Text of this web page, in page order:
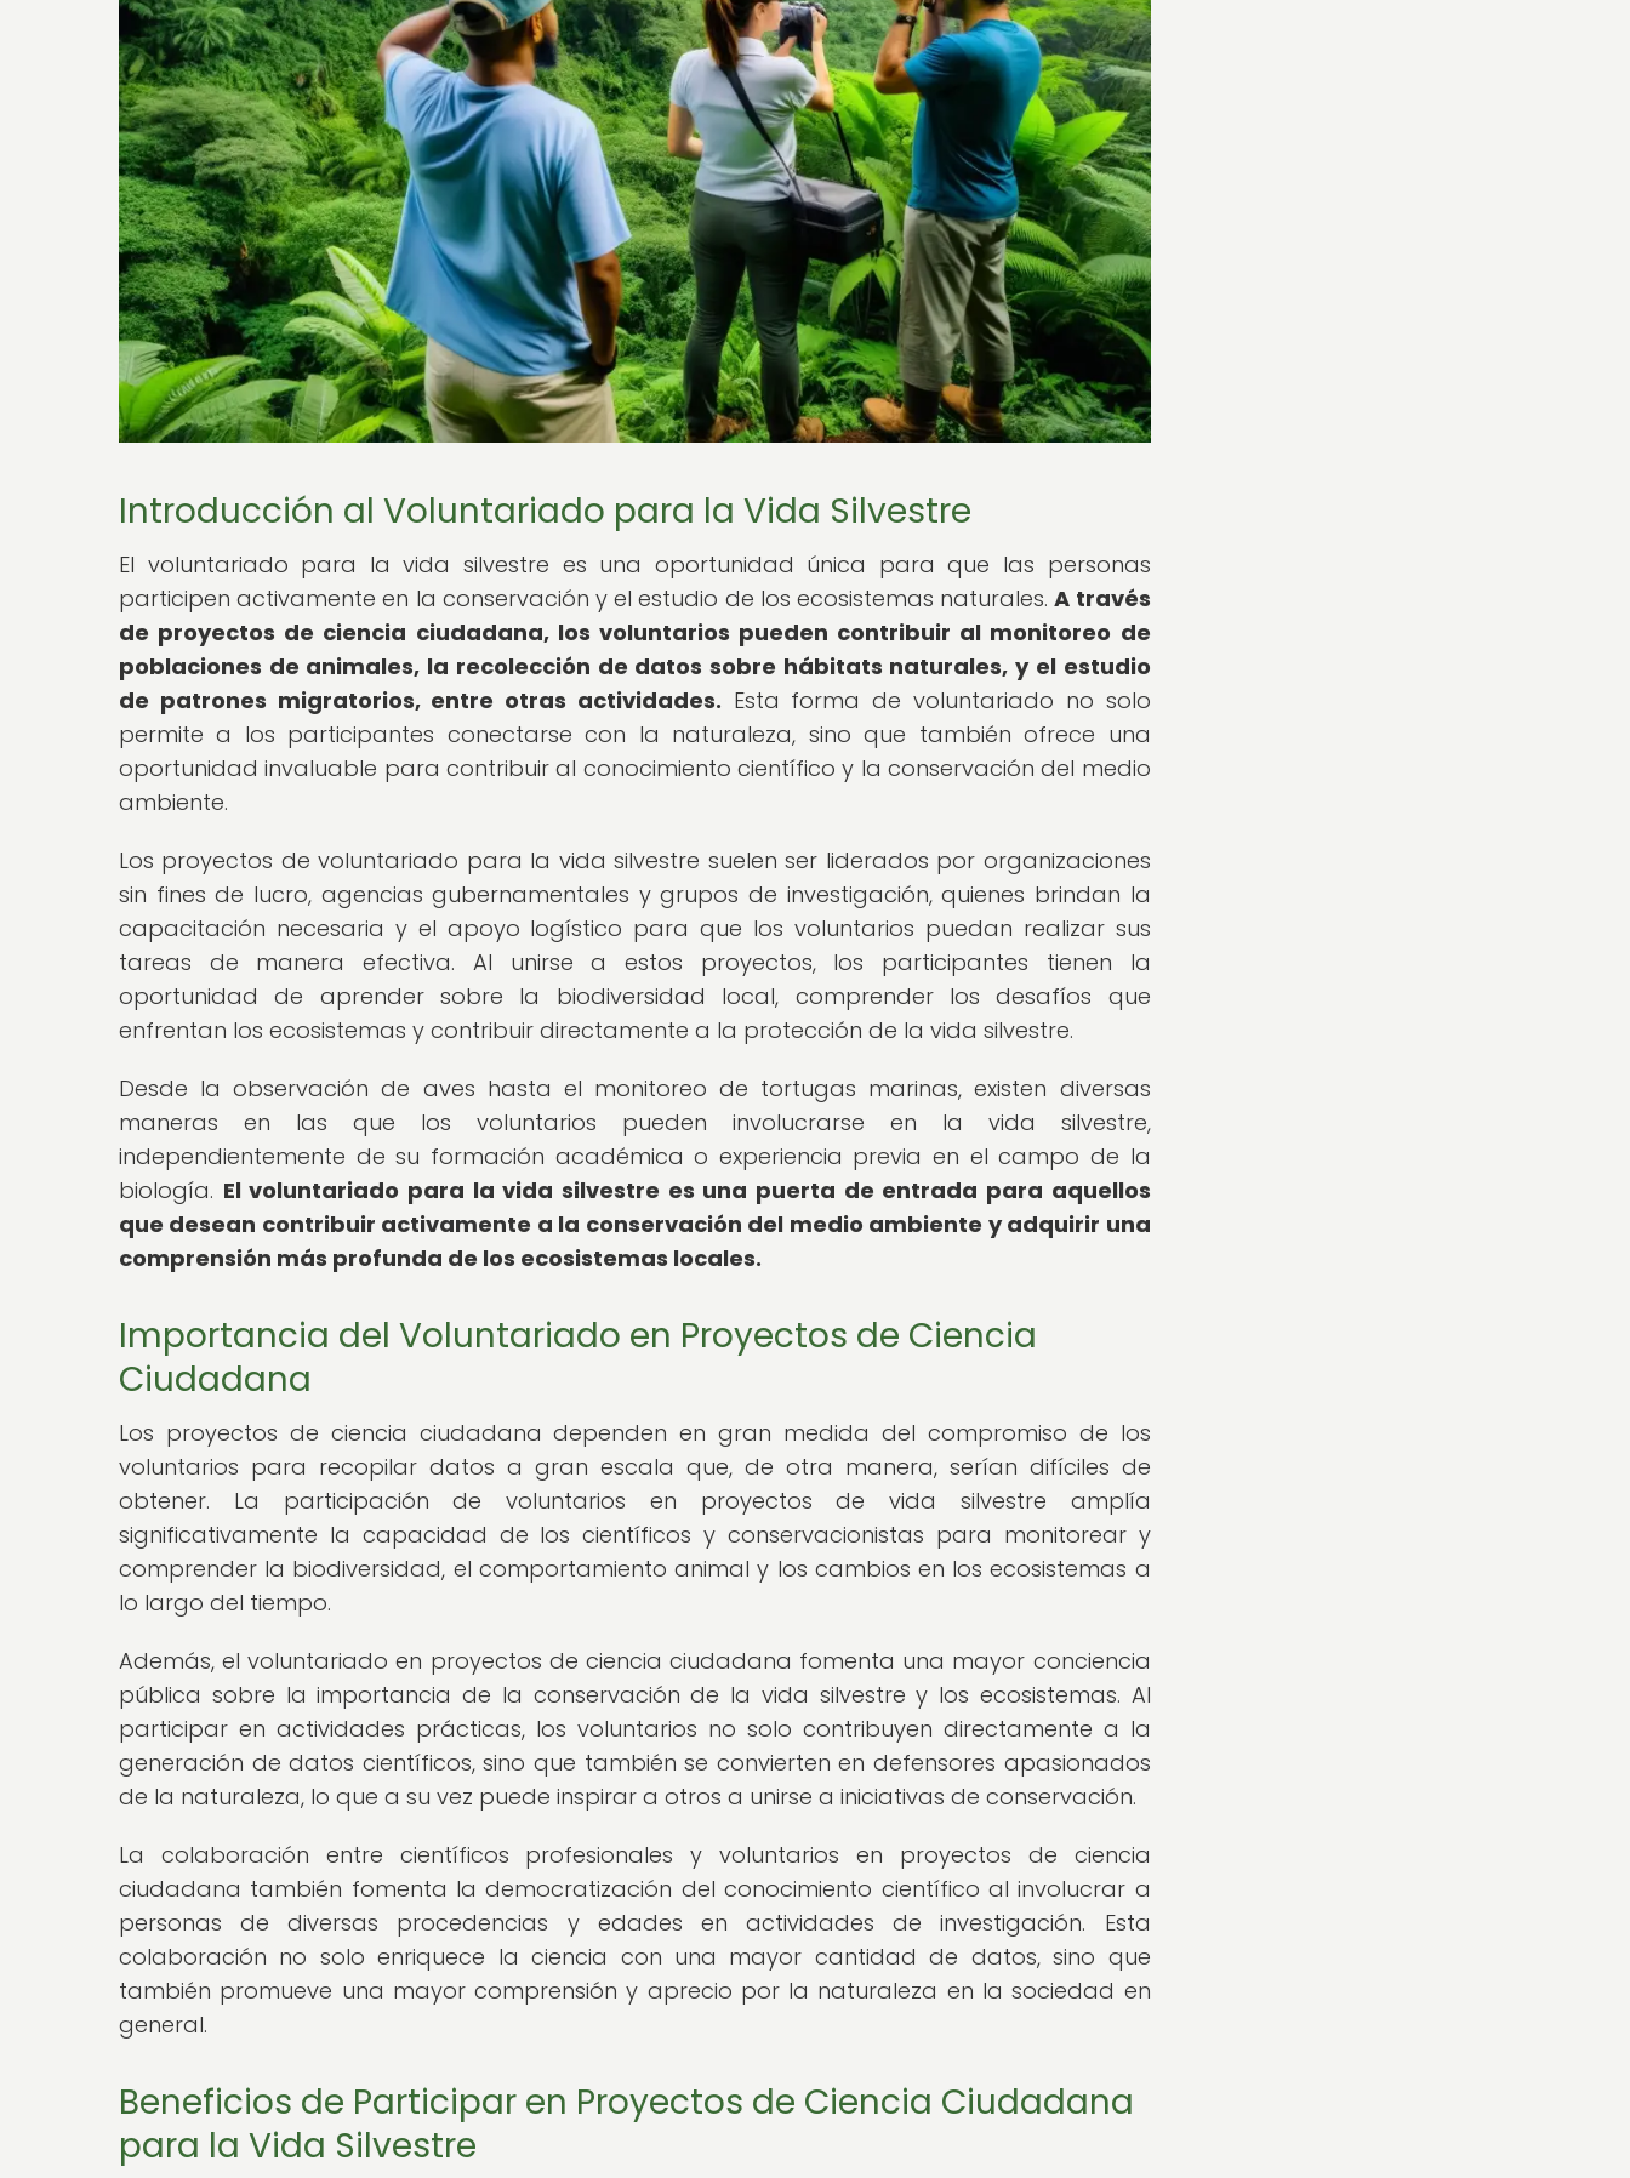
Introducción al Voluntariado para la Vida Silvestre
El voluntariado para la vida silvestre es una oportunidad única para que las personas
participen activamente en la conservación y el estudio de los ecosistemas naturales.A través
de proyectos de ciencia ciudadana, los voluntarios pueden contribuir al monitoreo de
poblaciones de animales, la recolección de datos sobre hábitats naturales, y el estudio
de patrones migratorios, entre otras actividades. Esta forma de voluntariado no solo
permite a los participantes conectarse con la naturaleza, sino que también ofrece una
oportunidad invaluable para contribuir al conocimiento científico y la conservación del medio
ambiente.
Los proyectos de voluntariado para la vida silvestre suelen ser liderados por organizaciones
sin fines de lucro, agencias gubernamentales y grupos de investigación, quienes brindan la
capacitación necesaria y el apoyo logístico para que los voluntarios puedan realizar sus
tareas de manera efectiva. Al unirse a estos proyectos, los participantes tienen la
oportunidad de aprender sobre la biodiversidad local, comprender los desafíos que
enfrentan los ecosistemas y contribuir directamente a la protección de la vida silvestre.
Desde la observación de aves hasta el monitoreo de tortugas marinas, existen diversas
maneras en las que los voluntarios pueden involucrarse en la vida silvestre,
independientemente de su formación académica o experiencia previa en el campo de la
biología. El voluntariado para la vida silvestre es una puerta de entrada para aquellos
que desean contribuir activamente a la conservación del medio ambiente y adquirir una
comprensión más profunda de los ecosistemas locales.
Importancia del Voluntariado en Proyectos de Ciencia
Ciudadana
Los proyectos de ciencia ciudadana dependen en gran medida del compromiso de los
voluntarios para recopilar datos a gran escala que, de otra manera, serían difíciles de
obtener. La participación de voluntarios en proyectos de vida silvestre amplía
significativamente la capacidad de los científicos y conservacionistas para monitorear y
comprender la biodiversidad, el comportamiento animal y los cambios en los ecosistemas a
lo largo del tiempo.
Además, el voluntariado en proyectos de ciencia ciudadana fomenta una mayor conciencia
pública sobre la importancia de la conservación de la vida silvestre y los ecosistemas. Al
participar en actividades prácticas, los voluntarios no solo contribuyen directamente a la
generación de datos científicos, sino que también se convierten en defensores apasionados
de la naturaleza, lo que a su vez puede inspirar a otros a unirse a iniciativas de conservación.
La colaboración entre científicos profesionales y voluntarios en proyectos de ciencia
ciudadana también fomenta la democratización del conocimiento científico al involucrar a
personas de diversas procedencias y edades en actividades de investigación. Esta
colaboración no solo enriquece la ciencia con una mayor cantidad de datos, sino que
también promueve una mayor comprensión y aprecio por la naturaleza en la sociedad en
general.
Beneficios de Participar en Proyectos de Ciencia Ciudadana
para la Vida Silvestre